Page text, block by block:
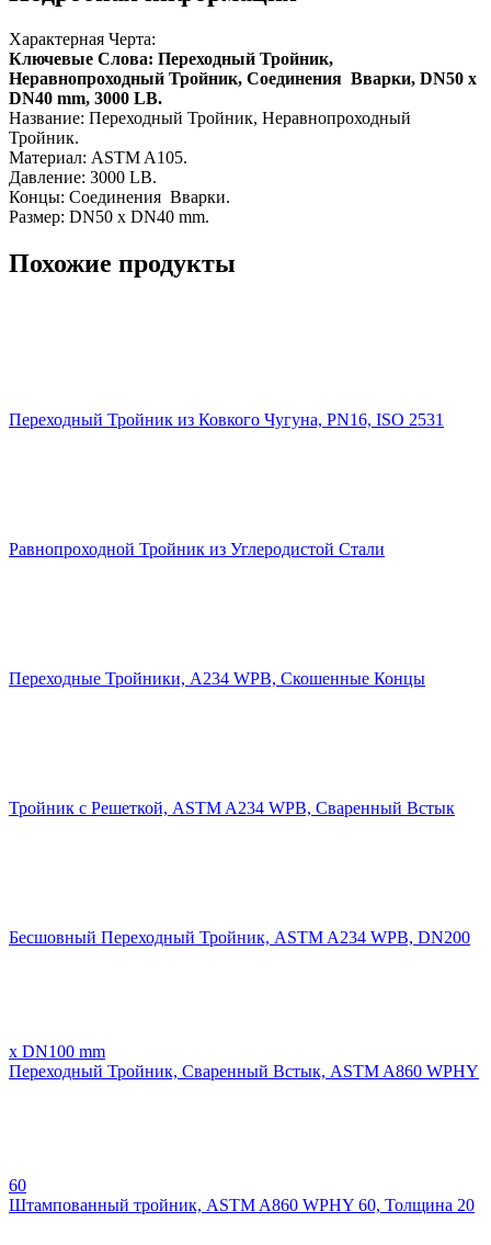
Характерная Черта:
Ключевые Слова: Переходный Тройник,
Неравнопроходный Тройник, Соединения Вварки, DN50 x
DN40 mm, 3000 LB.
Название: Переходный Тройник, Неравнопроходный
Тройник.
Материал: ASTM A105.
Давление: 3000 LB.
Концы: Соединения Вварки.
Размер: DN50 x DN40 mm.
Похожие продукты
Переходный Тройник из Ковкого Чугуна, PN16, ISO 2531
Равнопроходной Тройник из Углеродистой Стали
Переходные Тройники, A234 WPB, Скошенные Концы
Тройник с Решеткой, ASTM A234 WPB, Сваренный Встык
Бесшовный Переходный Тройник, ASTM A234 WPB, DN200
x DN100 mm
Переходный Тройник, Сваренный Встык, ASTM A860 WPHY
60
Штампованный тройник, ASTM A860 WPHY 60, Толщина 20